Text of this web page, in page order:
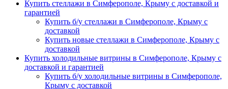
Купить стеллажи в Симферополе, Крыму с доставкой и
гарантией
Купить б/у стеллажи в Симферополе, Крыму с
доставкой
Купить новые стеллажи в Симферополе, Крыму с
доставкой
Купить холодильные витрины в Симферополе, Крыму с
доставкой и гарантией
Купить б/у холодильные витрины в Симферополе,
Крыму с доставкой